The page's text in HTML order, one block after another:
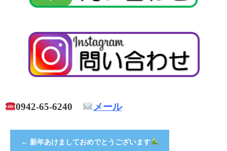
0942-65-6240 メール
← 新年あけましておめでとうございます